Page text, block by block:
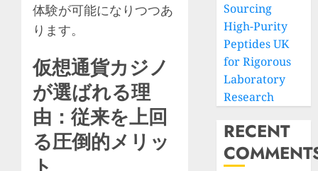
体験が可能になりつつあ
ります。
仮想通貨カジノ
が選ばれる理
由：従来を上回
る圧倒的メリッ
Sourcing
High-Purity
Peptides UK
for Rigorous
Laboratory
Research
RECENT